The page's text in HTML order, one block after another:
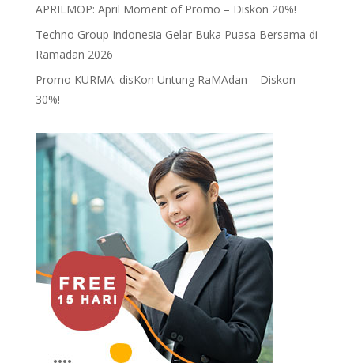
APRILMOP: April Moment of Promo – Diskon 20%!
Techno Group Indonesia Gelar Buka Puasa Bersama di
Ramadan 2026
Promo KURMA: disKon Untung RaMAdan – Diskon
30%!